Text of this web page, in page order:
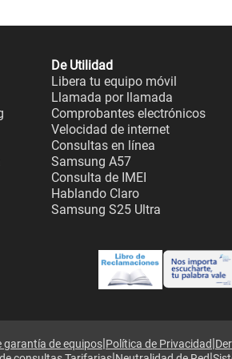
De Utilidad
Libera tu equipo móvil
Llamada por llamada
Comprobantes electrónicos
Velocidad de internet
Consultas en línea
Samsung A57
Consulta de IMEI
Hablando Claro
Samsung S25 Ultra
garantía de equipos|Política de Privacidad|